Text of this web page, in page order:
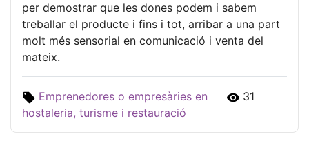
per demostrar que les dones podem i sabem
treballar el producte i fins i tot, arribar a una part
molt més sensorial en comunicació i venta del
mateix.
Emprenedores o empresàries en
hostaleria, turisme i restauració
31